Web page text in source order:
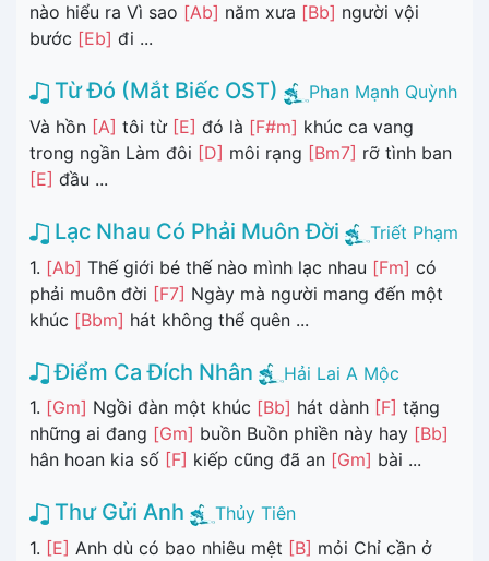
nào hiểu ra Vì sao [Ab] năm xưa [Bb] người vội
bước [Eb] đi ...
Từ Đó (Mắt Biếc OST)
Phan Mạnh Quỳnh
Và hồn [A] tôi từ [E] đó là [F#m] khúc ca vang
trong ngần Làm đôi [D] môi rạng [Bm7] rỡ tình ban
[E] đầu ...
Lạc Nhau Có Phải Muôn Đời
Triết Phạm
1. [Ab] Thế giới bé thế nào mình lạc nhau [Fm] có
phải muôn đời [F7] Ngày mà người mang đến một
khúc [Bbm] hát không thể quên ...
Điểm Ca Đích Nhân
Hải Lai A Mộc
1. [Gm] Ngồi đàn một khúc [Bb] hát dành [F] tặng
những ai đang [Gm] buồn Buồn phiền này hay [Bb]
hân hoan kia số [F] kiếp cũng đã an [Gm] bài ...
Thư Gửi Anh
Thủy Tiên
1. [E] Anh dù có bao nhiêu mệt [B] mỏi Chỉ cần ở